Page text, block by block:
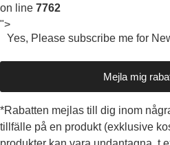
on line 7762
">
Yes, Please subscribe me for
Mejla mig
*Rabatten mejlas till dig inom
tillfälle på en produkt (exklusive